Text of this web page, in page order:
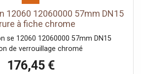
12060 12060000 57mm DN15
à fiche chrome
se 12060 12060000 57mm DN15
de verrouillage chromé
176,45 €